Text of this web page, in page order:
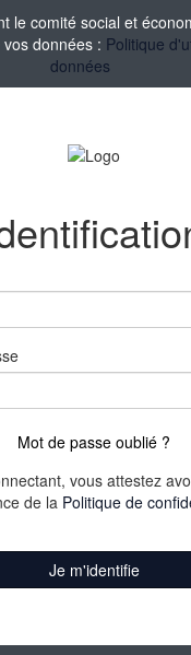
le comité social et
données : Politique
données
Mot de passe oublié ?
vous attestez
de la Politique de
Je m'identifie